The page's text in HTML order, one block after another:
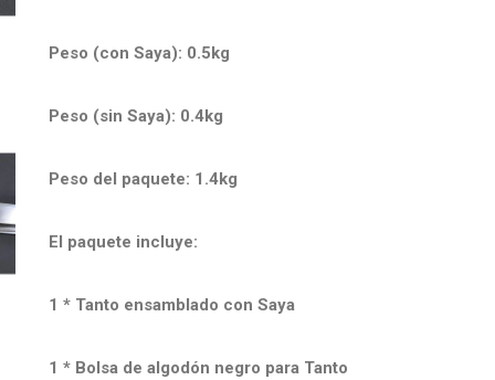
Peso (con Saya): 0.5kg
Peso (sin Saya): 0.4kg
Peso del paquete: 1.4kg
El paquete incluye:
1 * Tanto ensamblado con Saya
1 * Bolsa de algodón negro para Tanto